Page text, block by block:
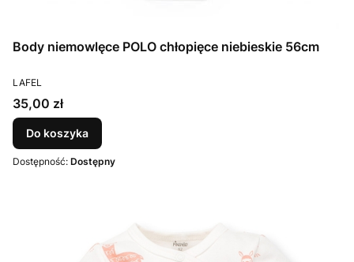
Body niemowlęce POLO chłopięce niebieskie 56cm
PRODUCENT
LAFEL
Cena
35,00 zł
Do koszyka
Dostępność: Dostępny